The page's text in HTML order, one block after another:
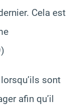
Cela est
sont
afin qu’il